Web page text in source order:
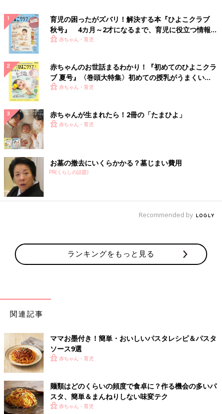
出典：Instagramアカウント「mickey_ririku」
mickey_ririkuさんはコンビニで購入した冷凍野菜を使って和風パ
コトコト煮てあえるだけで本格パスタ
育児の困ったがズバリ！解決する本『ひよこクラブ
秋号』 4カ月～2才になるまで、育児に役立つ情報が
いっぱい！
赤ちゃん・育児
赤ちゃんのお世話まるわかり！『初めてのひよこクラ
ブ 夏号』〈巻頭大特集〉初めての授乳がうまくい
く！ おっぱい・ミルクの基本と夏のトラブル 解決テ
赤ちゃん・育児
赤ちゃんが生まれたら！2冊の「たまひよ」
赤ちゃん・育児
お墓の撤去にいくらかかる？墓じまい費用
PR(くらしの話題)
Recommended by
ランキングをもっと見る
関連記事
ママお墨付き！簡単・おいしいパスタレシピ＆パスタ
ソース9選
赤ちゃん・育児
麺類はどのくらいの頻度で食卓に？作る機会の多いパ
スタ、簡単＆まんねりしない味変テク
赤ちゃん・育児